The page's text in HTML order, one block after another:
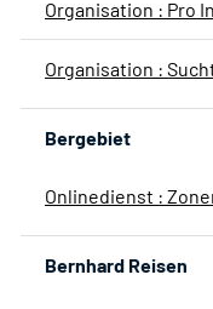
Organisation : Pro
Organisation :
Bergebiet
Onlinedienst :
Bernhard Reisen